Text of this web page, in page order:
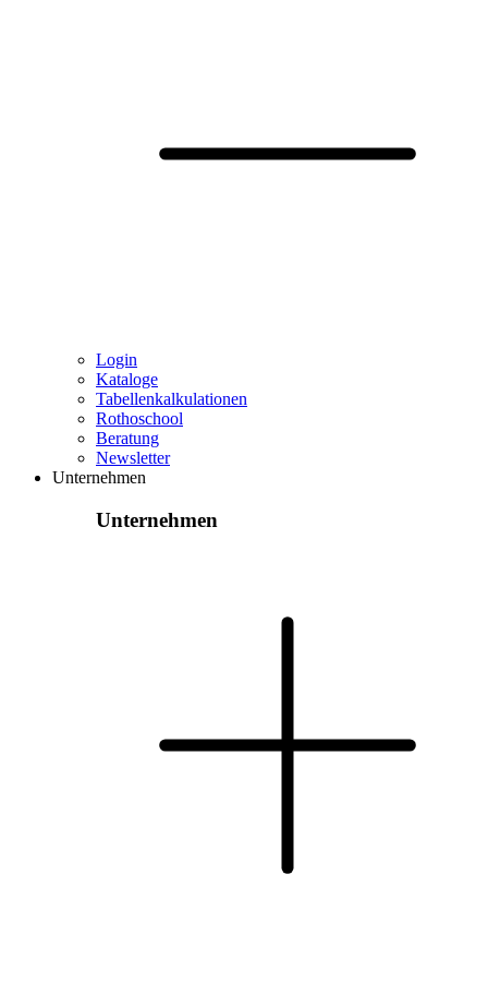
Login
Kataloge
Tabellenkalkulationen
Rothoschool
Beratung
Newsletter
Unternehmen
Unternehmen